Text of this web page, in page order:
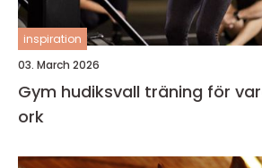
inspiration
03. March 2026
Gym hudiksvall träning för vardag, hälsa och
ork